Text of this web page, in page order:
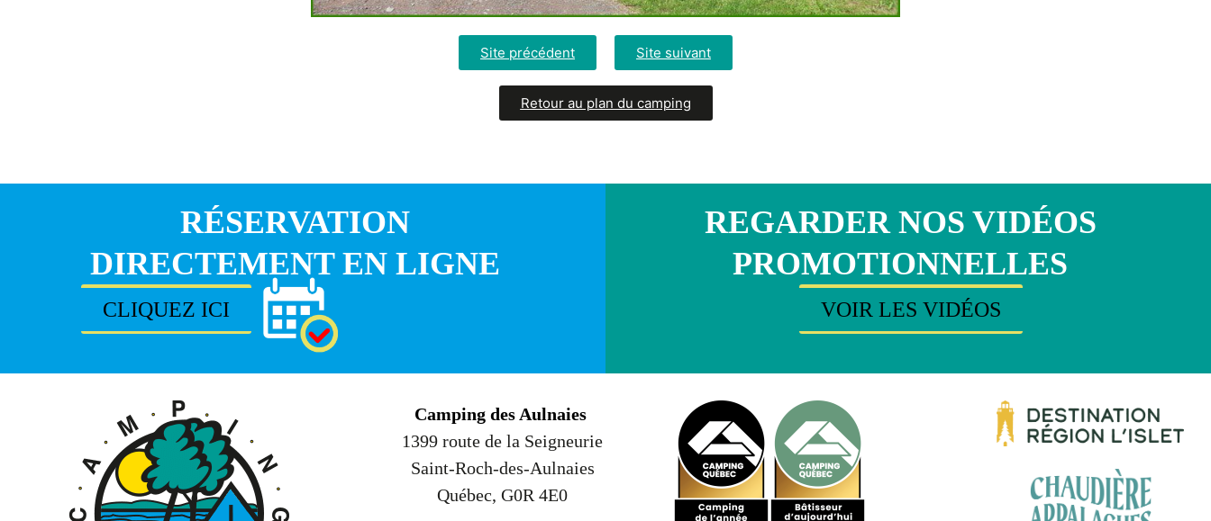
Site précédent Site suivant
Retour au plan du camping
RÉSERVATION
DIRECTEMENT EN LIGNE
CLIQUEZ ICI
REGARDER NOS VIDÉOS
PROMOTIONNELLES
VOIR LES VIDÉOS
Camping des Aulnaies
1399 route de la Seigneurie
Saint-Roch-des-Aulnaies
Québec, G0R 4E0